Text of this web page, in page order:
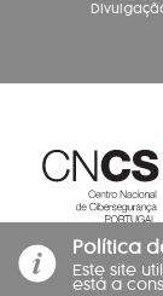
Política
Este site
está a
Copyright 2026 .PT